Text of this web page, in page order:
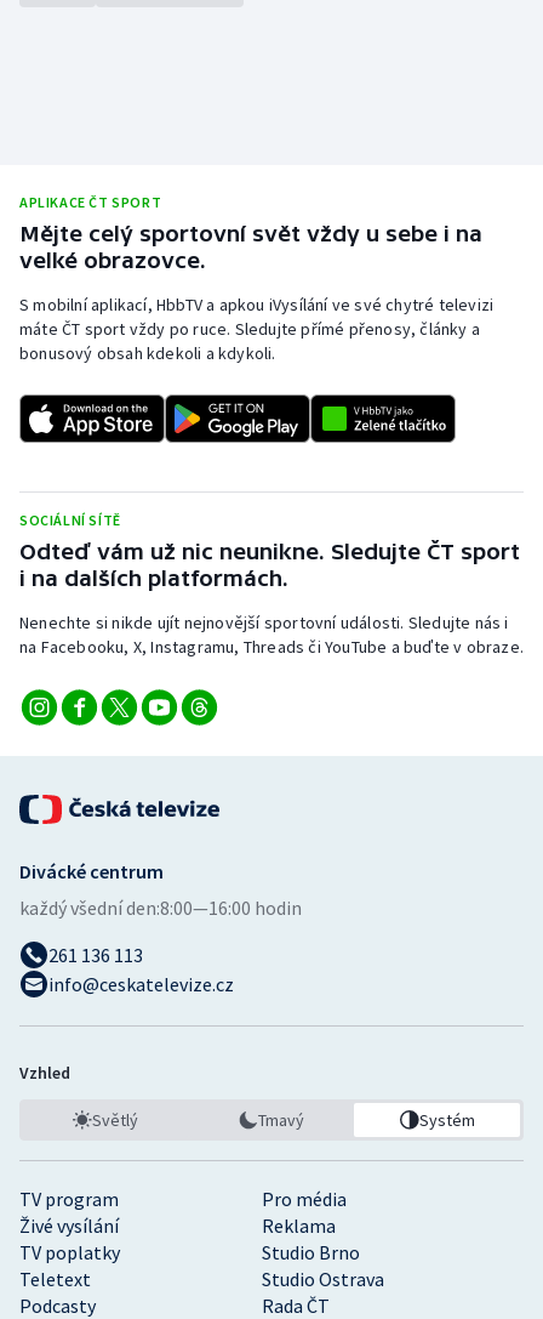
APLIKACE ČT SPORT
Mějte celý sportovní svět vždy u sebe i na
velké obrazovce.
S mobilní aplikací, HbbTV a apkou iVysílání ve své chytré televizi
máte ČT sport vždy po ruce. Sledujte přímé přenosy, články a
bonusový obsah kdekoli a kdykoli.
SOCIÁLNÍ SÍTĚ
Odteď vám už nic neunikne. Sledujte ČT sport
i na dalších platformách.
Nenechte si nikde ujít nejnovější sportovní události. Sledujte nás i
na Facebooku, X, Instagramu, Threads či YouTube a buďte v obraze.
TV program
Pro média
Živé vysílání
Reklama
TV poplatky
Studio Brno
Teletext
Studio Ostrava
Podcasty
Rada ČT
Divácké centrum
každý všední den:8:00—16:00 hodin
261 136 113
info@ceskatelevize.cz
Vzhled
Světlý Tmavý Systém